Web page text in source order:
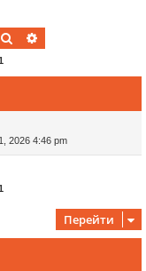
Поиск
2026 4:46 pm
Перейти